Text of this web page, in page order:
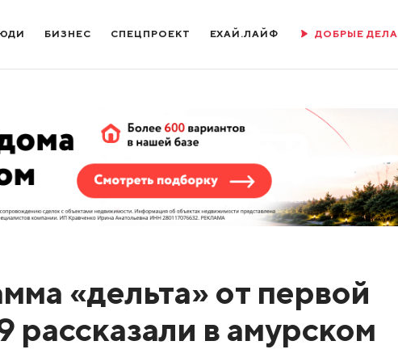
БИЗНЕС СПЕЦПРОЕКТ ЕХАЙ.ЛАЙФ ДОБРЫЕ ДЕЛА
«дельта» от первой
рассказали в амурском